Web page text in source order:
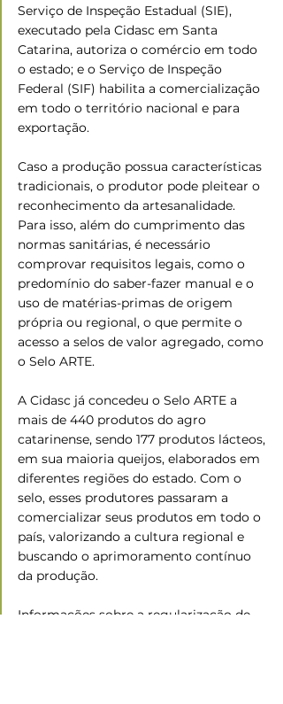
Serviço de Inspeção Estadual (SIE),
executado pela Cidasc em Santa
Catarina, autoriza o comércio em todo
o estado; e o Serviço de Inspeção
Federal (SIF) habilita a comercialização
em todo o território nacional e para
exportação.
Caso a produção possua características
tradicionais, o produtor pode pleitear o
reconhecimento da artesanalidade.
Para isso, além do cumprimento das
normas sanitárias, é necessário
comprovar requisitos legais, como o
predomínio do saber-fazer manual e o
uso de matérias-primas de origem
própria ou regional, o que permite o
acesso a selos de valor agregado, como
o Selo ARTE.
A Cidasc já concedeu o Selo ARTE a
mais de 440 produtos do agro
catarinense, sendo 177 produtos lácteos,
em sua maioria queijos, elaborados em
diferentes regiões do estado. Com o
selo, esses produtores passaram a
comercializar seus produtos em todo o
país, valorizando a cultura regional e
buscando o aprimoramento contínuo
da produção.
Informações sobre a regularização de